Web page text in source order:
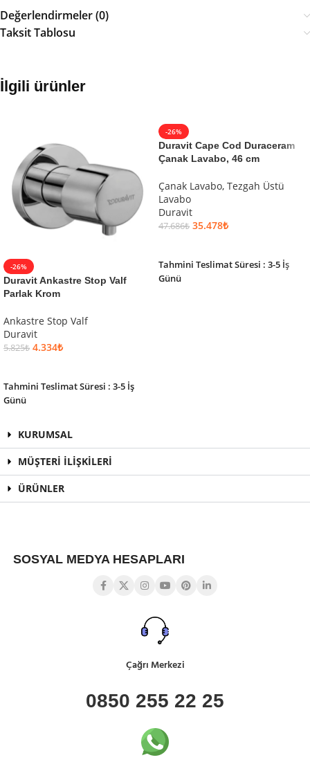
Değerlendirmeler (0)
Taksit Tablosu
İlgili ürünler
-26%
Duravit Ankastre Stop Valf
Parlak Krom
Ankastre Stop Valf
Duravit
5.825₺ 4.334₺
Tahmini Teslimat Süresi : 3-5 İş
Günü
-26%
Duravit Cape Cod Duraceram
Çanak Lavabo, 46 cm
Çanak Lavabo, Tezgah Üstü
Lavabo
Duravit
47.686₺ 35.478₺
Tahmini Teslimat Süresi : 3-5 İş
Günü
KURUMSAL
MÜŞTERİ İLİŞKİLERİ
ÜRÜNLER
SOSYAL MEDYA HESAPLARI
Çağrı Merkezi
0850 255 22 25